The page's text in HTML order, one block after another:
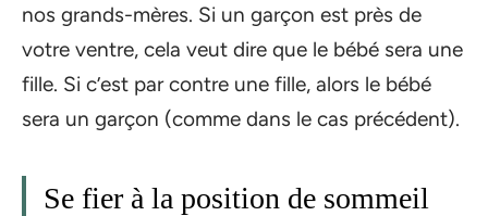
nos grands-mères. Si un garçon est près de
votre ventre, cela veut dire que le bébé sera une
fille. Si c’est par contre une fille, alors le bébé
sera un garçon (comme dans le cas précédent).
Se fier à la position de sommeil